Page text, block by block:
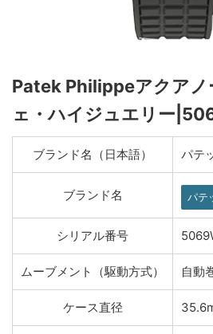
Patek Philippeアクアノ
ェ・ハイジュエリー
ブランド名（日本語） パテ
ブランド名 パテ
シリアル番号
ムーブメント（駆動方式） 自動
ケース直径